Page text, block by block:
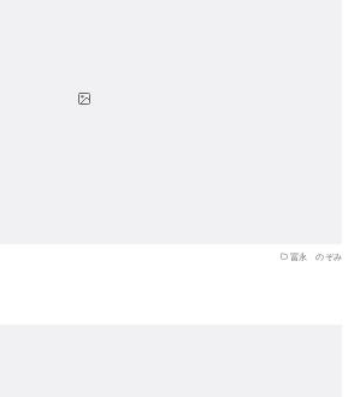
冨永 のぞみ